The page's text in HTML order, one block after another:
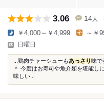
3.06 14 人
￥4,000～￥4,999 ～￥
日曜日
...鶏肉チャーシューもあっさり 味で
＾ 今度はお寿司や魚介類を堪能し
味しい...